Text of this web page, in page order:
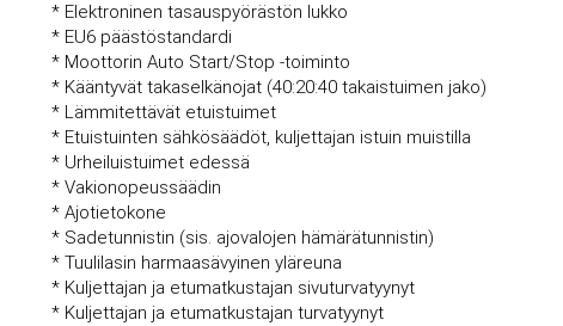
* Elektroninen tasauspyörästön lukko
* EU6 päästöstandardi
* Moottorin Auto Start/Stop -toiminto
* Kääntyvät takaselkänojat (40:20:40 takaistuimen jako)
* Lämmitettävät etuistuimet
* Etuistuinten sähkösäädöt, kuljettajan istuin muistilla
* Urheiluistuimet edessä
* Vakionopeussäädin
* Ajotietokone
* Sadetunnistin (sis. ajovalojen hämärätunnistin)
* Tuulilasin harmaasävyinen yläreuna
* Kuljettajan ja etumatkustajan sivuturvatyynyt
* Kuljettajan ja etumatkustajan turvatyynyt